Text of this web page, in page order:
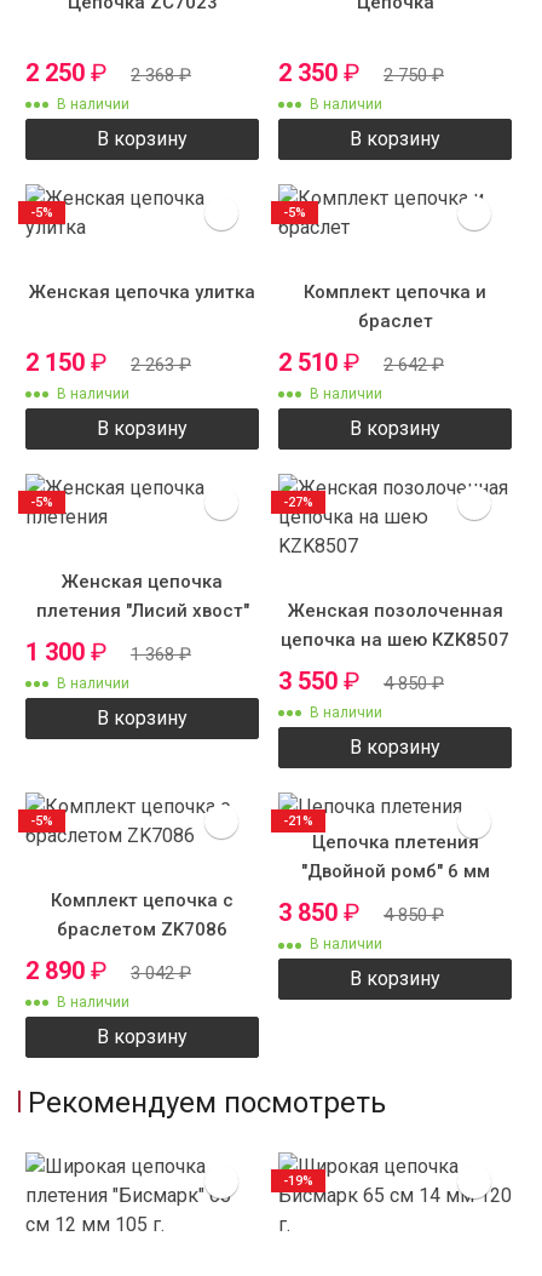
2 250 ₽ 2 368₽
В наличии
В корзину
2 350 ₽ 2 750₽
В наличии
В корзину
Женская цепочка улитка
2 150 ₽ 2 263₽
В наличии
В корзину
-5%
Комплект цепочка и
браслет
2 510 ₽ 2 642₽
В наличии
В корзину
-5%
Женская цепочка
плетения "Лисий хвост"
1 300 ₽ 1 368₽
В наличии
В корзину
-5%
Женская позолоченная
цепочка на шею KZK8507
3 550 ₽ 4 850₽
В наличии
В корзину
-27%
Комплект цепочка с
браслетом ZK7086
2 890 ₽ 3 042₽
В наличии
В корзину
-5%
Цепочка плетения
"Двойной ромб" 6 мм
3 850 ₽ 4 850₽
В наличии
В корзину
-21%
Рекомендуем посмотреть
-19%